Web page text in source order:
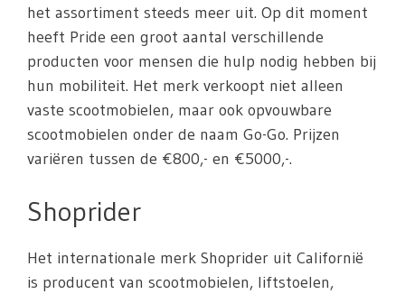
het assortiment steeds meer uit. Op dit moment
heeft Pride een groot aantal verschillende
producten voor mensen die hulp nodig hebben bij
hun mobiliteit. Het merk verkoopt niet alleen
vaste scootmobielen, maar ook opvouwbare
scootmobielen onder de naam Go-Go. Prijzen
variëren tussen de €800,- en €5000,-.
Shoprider
Het internationale merk Shoprider uit Californië
is producent van scootmobielen, liftstoelen,